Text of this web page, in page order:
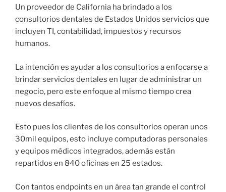
Un proveedor de California ha brindado a los
consultorios dentales de Estados Unidos servicios que
incluyen TI, contabilidad, impuestos y recursos
humanos.
La intención es ayudar a los consultorios a enfocarse a
brindar servicios dentales en lugar de administrar un
negocio, pero este enfoque al mismo tiempo crea
nuevos desafíos.
Esto pues los clientes de los consultorios operan unos
30mil equipos, esto incluye computadoras personales
y equipos médicos integrados, además están
repartidos en 840 oficinas en 25 estados.
Con tantos endpoints en un área tan grande el control